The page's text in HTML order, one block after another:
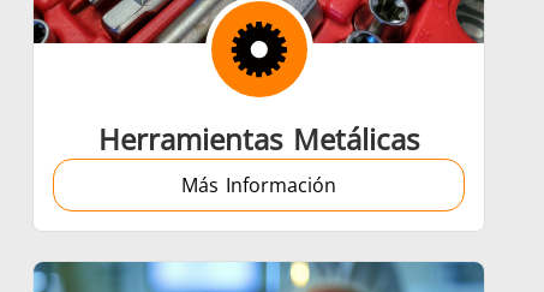
Data Centers & AI
Médico y farmacéutico
Herramientas Metálicas
Más Información